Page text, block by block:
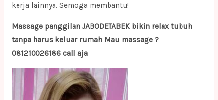
kerja lainnya. Semoga membantu!
Massage panggilan JABODETABEK bikin relax tubuh
tanpa harus keluar rumah Mau massage ?
081210026186 call aja